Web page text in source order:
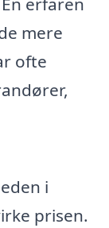
mere
ofte
i
prisen.